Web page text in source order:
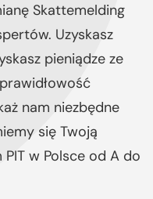
Skattemelding
Uzyskasz
pieniądze ze
nam niezbędne
się Twoją
w Polsce od A do